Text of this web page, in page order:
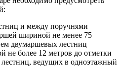
и между поручнями
шириной не менее 75
двумаршевых лестниц
не более 12 метров до отметки
лестниц, ведущих в одноэтажный